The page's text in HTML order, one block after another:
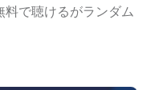
で聴けるがランダム